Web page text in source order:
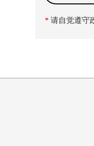
* 请自觉遵守